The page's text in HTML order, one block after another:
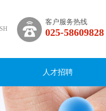
客户服务热线
025-58609828
人才招聘